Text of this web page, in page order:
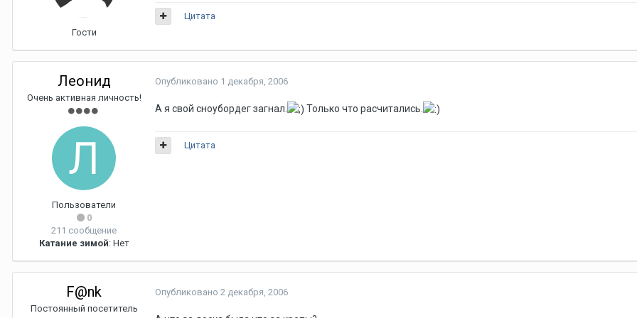
Гости
Цитата
Леонид
Очень активная личность!
Пользователи
0
211 сообщение
Катание зимой: Нет
Опубликовано 1 декабря, 2006
А я свой сноубордег загнал. Только что расчитались.
Цитата
F@nk
Постоянный посетитель
Опубликовано 2 декабря, 2006